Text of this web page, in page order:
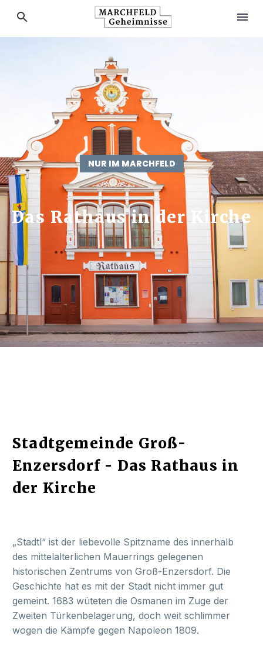
NUR IM MARCHFELD
Das Rathaus in der Kirche
Stadtgemeinde Groß-
Enzersdorf - Das Rathaus in
der Kirche
„Stadtl“ ist der liebevolle Spitzname des innerhalb
des mittelalterlichen Mauerrings gelegenen
historischen Zentrums von Groß-Enzersdorf. Die
Geschichte hat es mit der Stadt nicht immer gut
gemeint. 1683 wüteten die Osmanen im Zuge der
Zweiten Türkenbelagerung, doch weit schlimmer
wogen die Kämpfe gegen Napoleon 1809.